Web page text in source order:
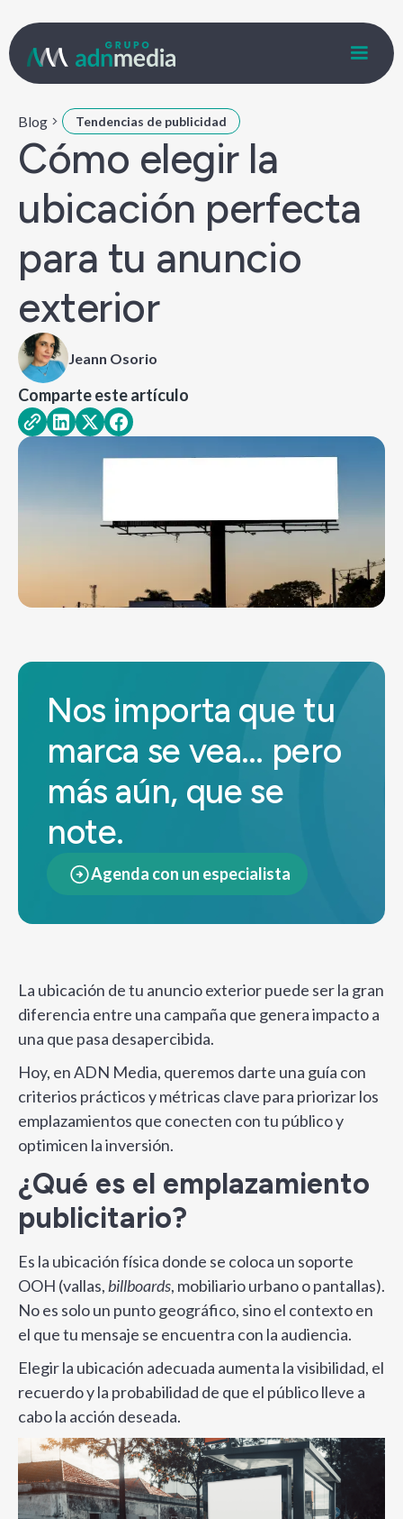
Blog Tendencias de publicidad
Cómo elegir la
ubicación perfecta
para tu anuncio
exterior
Jeann Osorio
Comparte este artículo
Nos importa que tu
marca se vea… pero
más aún, que se
note.
Agenda con un especialista
La ubicación de tu anuncio exterior puede ser la gran
diferencia entre una campaña que genera impacto a
una que pasa desapercibida.
Hoy, en ADN Media, queremos darte una guía con
criterios prácticos y métricas clave para priorizar los
emplazamientos que conecten con tu público y
optimicen la inversión.
¿Qué es el emplazamiento
publicitario?
Es la ubicación física donde se coloca un soporte
OOH (vallas, billboards, mobiliario urbano o pantallas).
No es solo un punto geográfico, sino el contexto en
el que tu mensaje se encuentra con la audiencia.
Elegir la ubicación adecuada aumenta la visibilidad, el
recuerdo y la probabilidad de que el público lleve a
cabo la acción deseada.